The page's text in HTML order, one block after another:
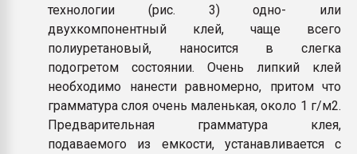
технологии (рис. 3) одно- или
двухкомпонентный клей, чаще всего
полиуретановый, наносится в слегка
подогретом состоянии. Очень липкий клей
необходимо нанести равномерно, притом что
грамматура слоя очень маленькая, около 1 г/м2.
Предварительная грамматура клея,
подаваемого из емкости, устанавливается с